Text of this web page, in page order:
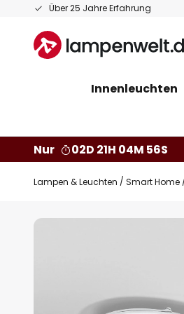
Über 25 Jahre Erfahrung
Zum
springen
Innenleuchten
Nur
02D 21H 04M 55S
Lampen & Leuchten Smart Home
Zum